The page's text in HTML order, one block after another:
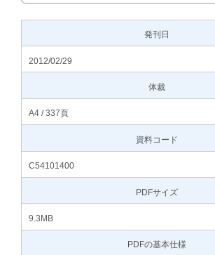
発刊日
2012/02/29
体裁
A4 / 337頁
資料コード
C54101400
PDFサイズ
9.3MB
PDFの基本仕様